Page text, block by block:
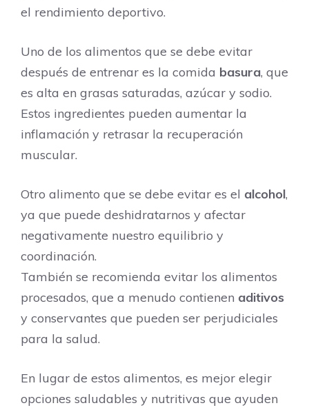
el rendimiento deportivo.
Uno de los alimentos que se debe evitar
después de entrenar es la comida basura, que
es alta en grasas saturadas, azúcar y sodio.
Estos ingredientes pueden aumentar la
inflamación y retrasar la recuperación
muscular.
Otro alimento que se debe evitar es el alcohol,
ya que puede deshidratarnos y afectar
negativamente nuestro equilibrio y
coordinación.
También se recomienda evitar los alimentos
procesados, que a menudo contienen aditivos
y conservantes que pueden ser perjudiciales
para la salud.
En lugar de estos alimentos, es mejor elegir
opciones saludables y nutritivas que ayuden